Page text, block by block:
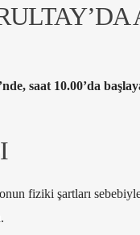
saat 10.00’da
fiziki şartları